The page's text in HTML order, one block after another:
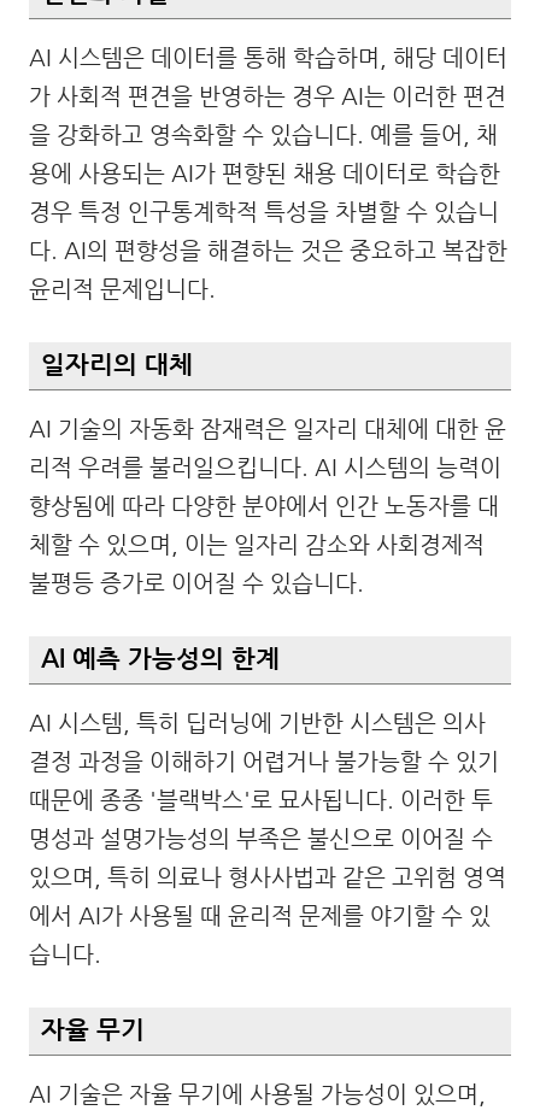
AI 시스템은 데이터를 통해 학습하며, 해당 데이터
가 사회적 편견을 반영하는 경우 AI는 이러한 편견
을 강화하고 영속화할 수 있습니다. 예를 들어, 채
용에 사용되는 AI가 편향된 채용 데이터로 학습한
경우 특정 인구통계학적 특성을 차별할 수 있습니
다. AI의 편향성을 해결하는 것은 중요하고 복잡한
윤리적 문제입니다.
일자리의 대체
AI 기술의 자동화 잠재력은 일자리 대체에 대한 윤
리적 우려를 불러일으킵니다. AI 시스템의 능력이
향상됨에 따라 다양한 분야에서 인간 노동자를 대
체할 수 있으며, 이는 일자리 감소와 사회경제적
불평등 증가로 이어질 수 있습니다.
AI 예측 가능성의 한계
AI 시스템, 특히 딥러닝에 기반한 시스템은 의사
결정 과정을 이해하기 어렵거나 불가능할 수 있기
때문에 종종 '블랙박스'로 묘사됩니다. 이러한 투
명성과 설명가능성의 부족은 불신으로 이어질 수
있으며, 특히 의료나 형사사법과 같은 고위험 영역
에서 AI가 사용될 때 윤리적 문제를 야기할 수 있
습니다.
자율 무기
AI 기술은 자율 무기에 사용될 가능성이 있으며,